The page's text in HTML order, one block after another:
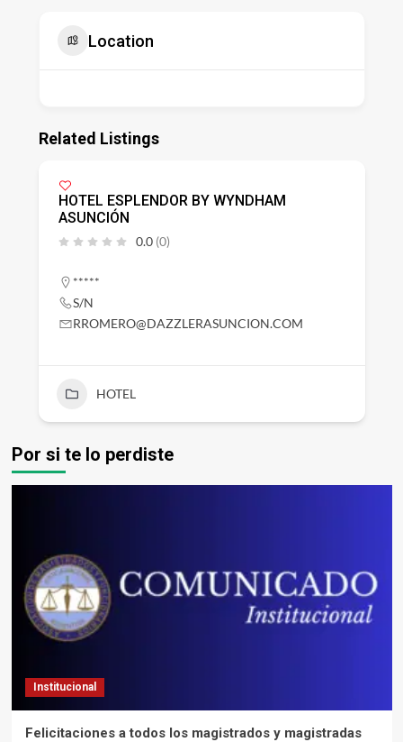
Location
Related Listings
HOTEL ESPLENDOR BY WYNDHAM
ASUNCIÓN
0.0 (0)
*****
S/N
RROMERO@DAZZLERASUNCION.COM
HOTEL
Por si te lo perdiste
Institucional
Felicitaciones a todos los magistrados y magistradas